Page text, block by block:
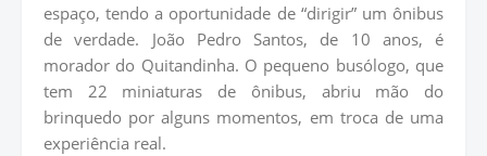
espaço, tendo a oportunidade de “dirigir” um ônibus
de verdade. João Pedro Santos, de 10 anos, é
morador do Quitandinha. O pequeno busólogo, que
tem 22 miniaturas de ônibus, abriu mão do
brinquedo por alguns momentos, em troca de uma
experiência real.